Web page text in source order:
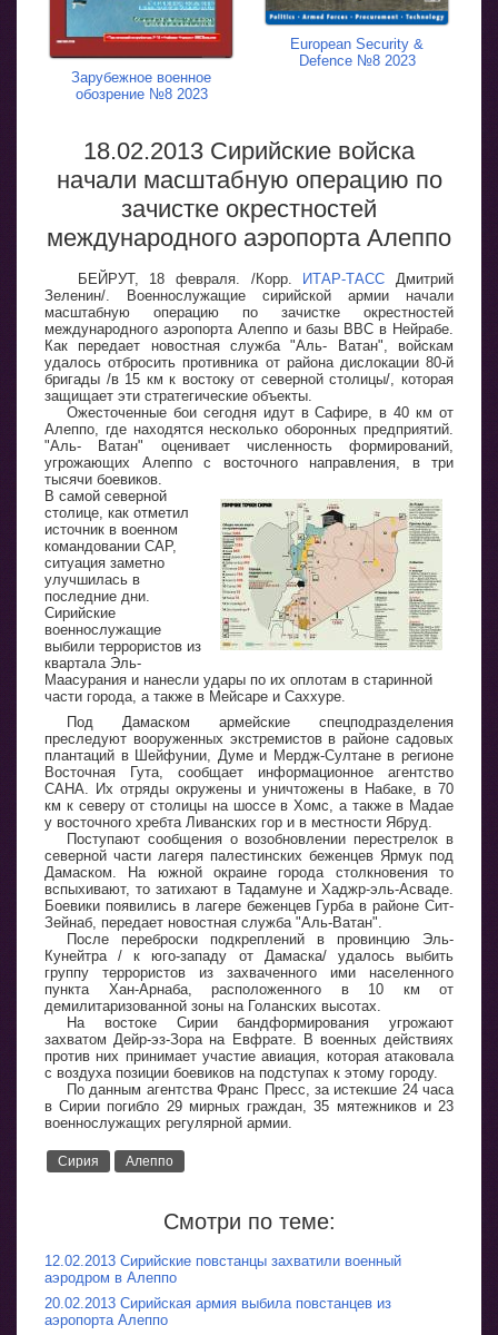
Зарубежное военное
обозрение №8 2023
European Security &
Defence №8 2023
18.02.2013 Сирийские войска
начали масштабную операцию по
зачистке окрестностей
международного аэропорта Алеппо
БЕЙРУТ, 18 февраля. /Корр. ИТАР-ТАСС Дмитрий
Зеленин/. Военнослужащие сирийской армии начали
масштабную операцию по зачистке окрестностей
международного аэропорта Алеппо и базы ВВС в Нейрабе.
Как передает новостная служба "Аль- Ватан", войскам
удалось отбросить противника от района дислокации 80-й
бригады /в 15 км к востоку от северной столицы/, которая
защищает эти стратегические объекты.
Ожесточенные бои сегодня идут в Сафире, в 40 км от
Алеппо, где находятся несколько оборонных предприятий.
"Аль- Ватан" оценивает численность формирований,
угрожающих Алеппо с восточного направления, в три
тысячи боевиков.
В самой северной
столице, как отметил
источник в военном
командовании САР,
ситуация заметно
улучшилась в
последние дни.
Сирийские
военнослужащие
выбили террористов из
квартала Эль-
Маасурания и нанесли удары по их оплотам в старинной
части города, а также в Мейсаре и Саххуре.
Под Дамаском армейские спецподразделения
преследуют вооруженных экстремистов в районе садовых
плантаций в Шейфунии, Думе и Мердж-Султане в регионе
Восточная Гута, сообщает информационное агентство
САНА. Их отряды окружены и уничтожены в Набаке, в 70
км к северу от столицы на шоссе в Хомс, а также в Мадае
у восточного хребта Ливанских гор и в местности Ябруд.
Поступают сообщения о возобновлении перестрелок в
северной части лагеря палестинских беженцев Ярмук под
Дамаском. На южной окраине города столкновения то
вспыхивают, то затихают в Тадамуне и Хаджр-эль-Асваде.
Боевики появились в лагере беженцев Гурба в районе Сит-
Зейнаб, передает новостная служба "Аль-Ватан".
После переброски подкреплений в провинцию Эль-
Кунейтра / к юго-западу от Дамаска/ удалось выбить
группу террористов из захваченного ими населенного
пункта Хан-Арнаба, расположенного в 10 км от
демилитаризованной зоны на Голанских высотах.
На востоке Сирии бандформирования угрожают
захватом Дейр-эз-Зора на Евфрате. В военных действиях
против них принимает участие авиация, которая атаковала
с воздуха позиции боевиков на подступах к этому городу.
По данным агентства Франс Пресс, за истекшие 24 часа
в Сирии погибло 29 мирных граждан, 35 мятежников и 23
военнослужащих регулярной армии.
Сирия Алеппо
Смотри по теме:
12.02.2013 Сирийские повстанцы захватили военный
аэродром в Алеппо
20.02.2013 Сирийская армия выбила повстанцев из
аэропорта Алеппо